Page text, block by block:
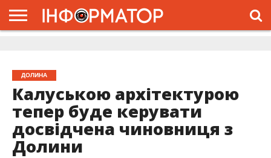
ДОЛИНА
Калуською архітектурою
тепер буде керувати
досвідчена чиновниця з
Долини